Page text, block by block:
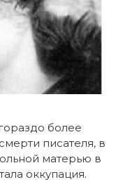
более
писателя, в
матерью в
оккупация.